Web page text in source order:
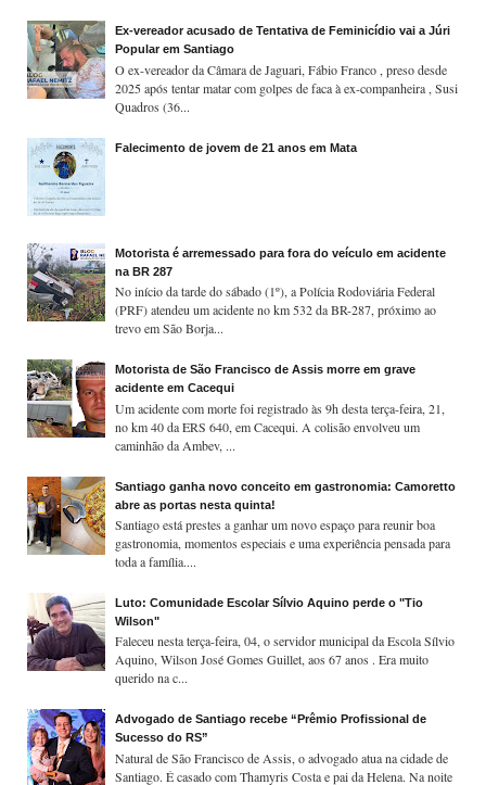
Ex-vereador acusado de Tentativa de Feminicídio vai a Júri
Popular em Santiago
O ex-vereador da Câmara de Jaguari, Fábio Franco , preso desde
2025 após tentar matar com golpes de faca à ex-companheira , Susi
Quadros (36...
Falecimento de jovem de 21 anos em Mata
Motorista é arremessado para fora do veículo em acidente
na BR 287
No início da tarde do sábado (1º), a Polícia Rodoviária Federal
(PRF) atendeu um acidente no km 532 da BR-287, próximo ao
trevo em São Borja...
Motorista de São Francisco de Assis morre em grave
acidente em Cacequi
Um acidente com morte foi registrado às 9h desta terça-feira, 21,
no km 40 da ERS 640, em Cacequi. A colisão envolveu um
caminhão da Ambev, ...
Santiago ganha novo conceito em gastronomia: Camoretto
abre as portas nesta quinta!
Santiago está prestes a ganhar um novo espaço para reunir boa
gastronomia, momentos especiais e uma experiência pensada para
toda a família....
Luto: Comunidade Escolar Sílvio Aquino perde o "Tio
Wilson"
Faleceu nesta terça-feira, 04, o servidor municipal da Escola Sílvio
Aquino, Wilson José Gomes Guillet, aos 67 anos . Era muito
querido na c...
Advogado de Santiago recebe “Prêmio Profissional de
Sucesso do RS”
Natural de São Francisco de Assis, o advogado atua na cidade de
Santiago. É casado com Thamyris Costa e pai da Helena. Na noite